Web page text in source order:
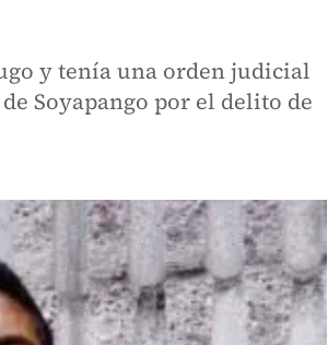
y tenía una orden judicial
Soyapango por el delito de